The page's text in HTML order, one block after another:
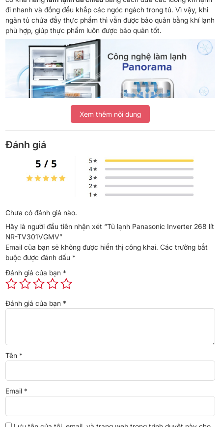
đi nhanh và đồng đều khắp các ngóc ngách trong tủ. Vì vậy, khi
ngăn tủ chứa đầy thực phẩm thì vẫn được bảo quản bằng khí lạnh
phù hợp, giúp thực phẩm luôn được bảo quản tốt.
Diệt khuẩn 99,99% toàn bộ ngăn mát nhờ công
nghệ Blue Ag+
Công nghệ Blue Ag+ trên tủ lạnh Panasonic, khi vận hành sử
dụng ánh sáng xanh kích hoạt tinh thể bạc Ag+ lan tỏa trong tủ.
Nhờ đó, giúp diệt tới 99,99% vi khuẩn trên toàn bộ ngăn mát tủ
lạnh, thực phẩm luôn tươi ngon và giữ trọn vẹn dinh dưỡng, đảm
bảo an toàn thực phẩm.
Công nghệ diệt khuẩn Blue Ag+ có thể diệt được khuẩn E.coli và
khuẩn tụ cầu vàng Staphylococcus aureus, nguyên nhân gây
Xem thêm nội dung
Đánh giá
Chưa có đánh giá nào.
Hãy là người đầu tiên nhận xét “Tủ lạnh Panasonic Inverter 268 lít
NR-TV301VGMV”
Email của bạn sẽ không được hiển thị công khai. Các trường bắt
buộc được đánh dấu *
Đánh giá của bạn *
Đánh giá của bạn *
Tên *
Email *